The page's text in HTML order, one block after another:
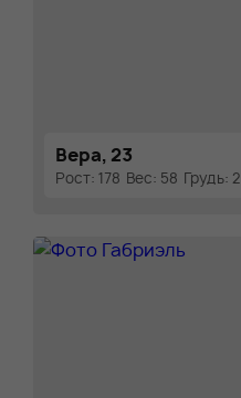
Вера, 23
Рост: 178 Вес: 58 Грудь: 2